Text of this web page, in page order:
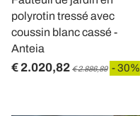
polyrotin tressé avec
coussin blanc cassé -
Anteia
€ 2.020,82 € 2.886,89 - 30%